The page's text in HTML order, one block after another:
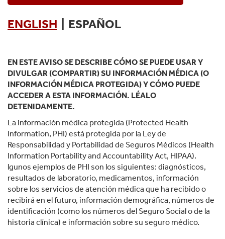
ENGLISH | ESPAÑOL
EN ESTE AVISO SE DESCRIBE CÓMO SE PUEDE USAR Y
DIVULGAR (COMPARTIR) SU INFORMACIÓN MÉDICA (O
INFORMACIÓN MÉDICA PROTEGIDA) Y CÓMO PUEDE
ACCEDER A ESTA INFORMACIÓN. LÉALO
DETENIDAMENTE.
La información médica protegida (Protected Health
Information, PHI) está protegida por la Ley de
Responsabilidad y Portabilidad de Seguros Médicos (Health
Information Portability and Accountability Act, HIPAA).
lgunos ejemplos de PHI son los siguientes: diagnósticos,
resultados de laboratorio, medicamentos, información
sobre los servicios de atención médica que ha recibido o
recibirá en el futuro, información demográfica, números de
identificación (como los números del Seguro Social o de la
historia clínica) e información sobre su seguro médico.